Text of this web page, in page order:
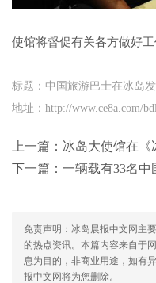
使馆将督促有关各方做好
标题：中国旅游巴士在冰岛
地址：http://www.ce8a.com/
上一篇： 冰岛大使馆在《冰岛时报
下一篇： 一辆载有33名中
免责声明：冰岛晨报中文网主
的热点资讯。本篇内容来自于
息为目的，非商业用途，如有
报中文网将为您删除。